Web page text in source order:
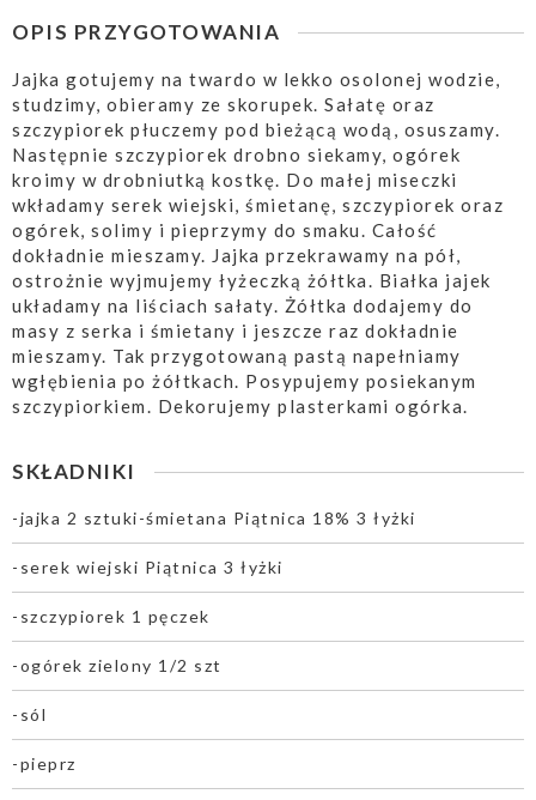
OPIS PRZYGOTOWANIA
Jajka gotujemy na twardo w lekko osolonej wodzie,
studzimy, obieramy ze skorupek. Sałatę oraz
szczypiorek płuczemy pod bieżącą wodą, osuszamy.
Następnie szczypiorek drobno siekamy, ogórek
kroimy w drobniutką kostkę. Do małej miseczki
wkładamy serek wiejski, śmietanę, szczypiorek oraz
ogórek, solimy i pieprzymy do smaku. Całość
dokładnie mieszamy. Jajka przekrawamy na pół,
ostrożnie wyjmujemy łyżeczką żółtka. Białka jajek
układamy na liściach sałaty. Żółtka dodajemy do
masy z serka i śmietany i jeszcze raz dokładnie
mieszamy. Tak przygotowaną pastą napełniamy
wgłębienia po żółtkach. Posypujemy posiekanym
szczypiorkiem. Dekorujemy plasterkami ogórka.
SKŁADNIKI
-jajka 2 sztuki-śmietana Piątnica 18% 3 łyżki
-serek wiejski Piątnica 3 łyżki
-szczypiorek 1 pęczek
-ogórek zielony 1/2 szt
-sól
-pieprz